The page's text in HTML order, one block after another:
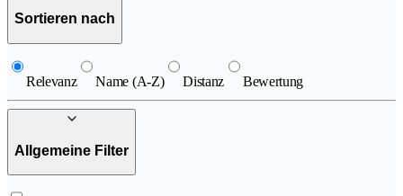
Sortieren nach
Relevanz Name (A-Z) Distanz Bewertung
Allgemeine Filter